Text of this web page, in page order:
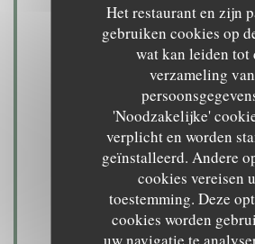
Het restaurant en zijn
gebruiken cookies op
wat kan leiden tot
verzameling van
'Noodzakelijke'
verplicht en worden
geïnstalleerd. Andere
cookies vereisen
toestemming. Deze
cookies worden
uw navigatie te
Diensten
Parkeerplaats, Take away,
WIFI, Terras
Betaalmethoden
Paiement Sans ContactPaiement
Eurocard / Mastercard, restaurant
Vakantiecheques, American